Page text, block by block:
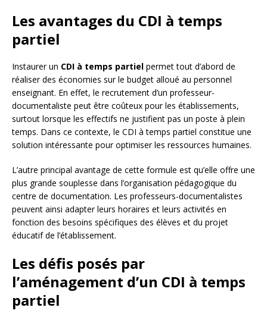
Les avantages du CDI à temps
partiel
Instaurer un CDI à temps partiel permet tout d’abord de
réaliser des économies sur le budget alloué au personnel
enseignant. En effet, le recrutement d’un professeur-
documentaliste peut être coûteux pour les établissements,
surtout lorsque les effectifs ne justifient pas un poste à plein
temps. Dans ce contexte, le CDI à temps partiel constitue une
solution intéressante pour optimiser les ressources humaines.
L’autre principal avantage de cette formule est qu’elle offre une
plus grande souplesse dans l’organisation pédagogique du
centre de documentation. Les professeurs-documentalistes
peuvent ainsi adapter leurs horaires et leurs activités en
fonction des besoins spécifiques des élèves et du projet
éducatif de l’établissement.
Les défis posés par
l’aménagement d’un CDI à temps
partiel